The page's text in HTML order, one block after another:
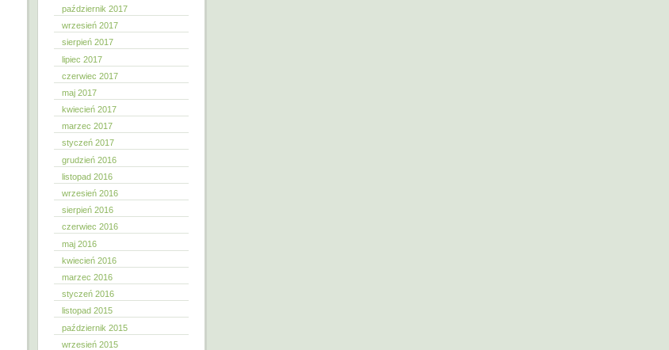
październik 2017
wrzesień 2017
sierpień 2017
lipiec 2017
czerwiec 2017
maj 2017
kwiecień 2017
marzec 2017
styczeń 2017
grudzień 2016
listopad 2016
wrzesień 2016
sierpień 2016
czerwiec 2016
maj 2016
kwiecień 2016
marzec 2016
styczeń 2016
listopad 2015
październik 2015
wrzesień 2015